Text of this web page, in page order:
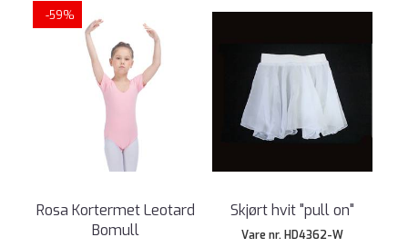
-59%
Rosa Kortermet Leotard
Bomull
Skjørt hvit "pull on"
Vare nr. HD4362-W